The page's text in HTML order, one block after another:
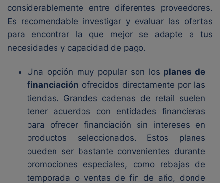
considerablemente entre diferentes proveedores.
Es recomendable investigar y evaluar las ofertas
para encontrar la que mejor se adapte a tus
necesidades y capacidad de pago.
Una opción muy popular son los planes de
financiación ofrecidos directamente por las
tiendas. Grandes cadenas de retail suelen
tener acuerdos con entidades financieras
para ofrecer financiación sin intereses en
productos seleccionados. Estos planes
pueden ser bastante convenientes durante
promociones especiales, como rebajas de
temporada o ventas de fin de año, donde